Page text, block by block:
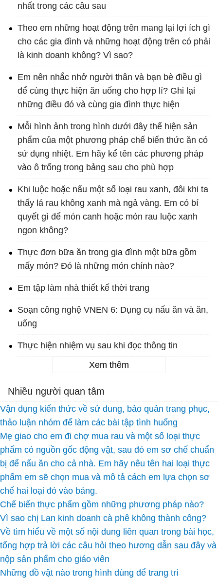
nhất trong các câu sau
Theo em những hoạt động trên mang lại lợi ích gì
cho các gia đình và những hoạt động trên có phải
là kinh doanh không? Vì sao?
Em nên nhắc nhở người thân và bạn bè điều gì
để cùng thực hiện ăn uống cho hợp lí? Ghi lại
những điều đó và cùng gia đình thực hiện
Mỗi hình ảnh trong hình dưới đây thể hiện sản
phẩm của một phương pháp chế biến thức ăn có
sử dụng nhiệt. Em hãy kể tên các phương pháp
vào ô trống trong bảng sau cho phù hợp
Khi luộc hoặc nấu một số loại rau xanh, đôi khi ta
thấy lá rau không xanh mà ngả vàng. Em có bí
quyết gì để món canh hoặc món rau luộc xanh
ngon không?
Thực đơn bữa ăn trong gia đình một bữa gồm
mấy món? Đó là những món chính nào?
Em tập làm nhà thiết kế thời trang
Soạn công nghệ VNEN 6: Dụng cụ nấu ăn và ăn,
uống
Thực hiện nhiệm vụ sau khi đọc thông tin
Xem thêm
Nhiều người quan tâm
Vận dụng kiến thức về sử dung, bảo quản trang phục,
thảo luận nhóm để làm các bài tập tình huống
Mẹ giao cho em đi chợ mua rau và một số loại thực
phẩm có nguồn gốc động vật, sau đó em sơ chế chuẩn
bị để nấu ăn cho cả nhà. Em hãy nêu tên hai loại thực
phẩm em sẽ chọn mua và mô tả cách em lựa chọn sơ
chế hai loại đó vào bảng.
Chế biến thực phẩm gồm những phương pháp nào?
Vì sao chị Lan kinh doanh cà phê không thành công?
Về tìm hiểu về một số nội dung liên quan trong bài học,
tổng hợp trả lời các câu hỏi theo hương dẫn sau đây và
nộp sản phẩm cho giáo viên
Những đồ vật nào trong hình dùng để trang trí